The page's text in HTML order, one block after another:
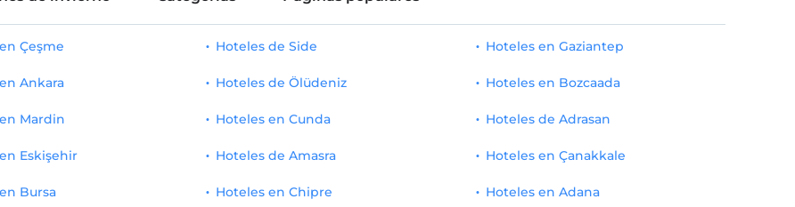
Çeşme
Ankara
Mardin
Eskişehir
Bursa
Hoteles de Side
Hoteles de Ölüdeniz
Hoteles en Cunda
Hoteles de Amasra
Hoteles en Chipre
Hoteles en Gaziantep
Hoteles en Bozcaada
Hoteles de Adrasan
Hoteles en Çanakkale
Hoteles en Adana